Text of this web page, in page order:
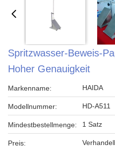
Spritzwasser-Beweis-
Hoher Genauigkeit
Markenname: HAIDA
Modellnummer: HD-A511
Mindestbestellmenge: 1 Satz
Preis: